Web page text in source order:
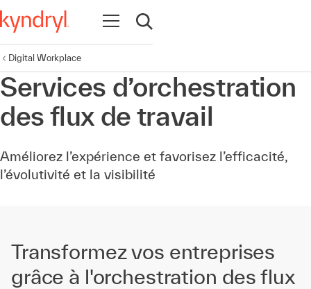
Ouvrir la navigation
Ouvrir la recherche
Digital Workplace
Services d’orchestration
des flux de travail
Améliorez l’expérience et favorisez l’efficacité,
l’évolutivité et la visibilité
Transformez vos entreprises
grâce à l'orchestration des flux